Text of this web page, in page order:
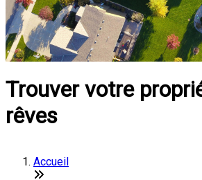
Trouver votre
rêves
Accueil